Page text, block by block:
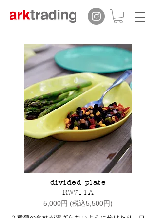
divided plate
RW714 A
5,000円 (税込5,500円)